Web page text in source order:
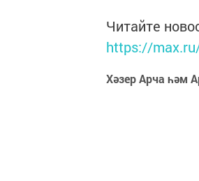
Читайте
https://
Хәзер Арча һәм